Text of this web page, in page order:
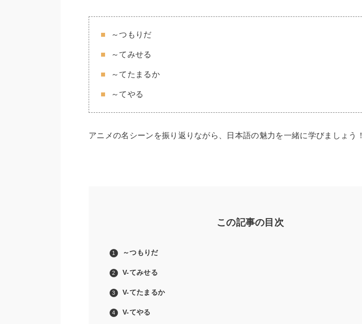
～つもりだ
～てみせる
～てたまるか
～てやる
アニメの名シーンを振り返りながら、日本語の魅力を一緒に学びましょう！
この記事の目次
～つもりだ
V-てみせる
V-てたまるか
V-てやる